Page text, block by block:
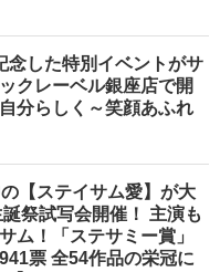
念した特別イベントがサ
クレーベル銀座店で開
分らしく～笑顔あふれ
の【ステイサム愛】が大
祭試写会開催！ 主演も
ム！「ステサミー賞」
票 全54作品の栄冠に